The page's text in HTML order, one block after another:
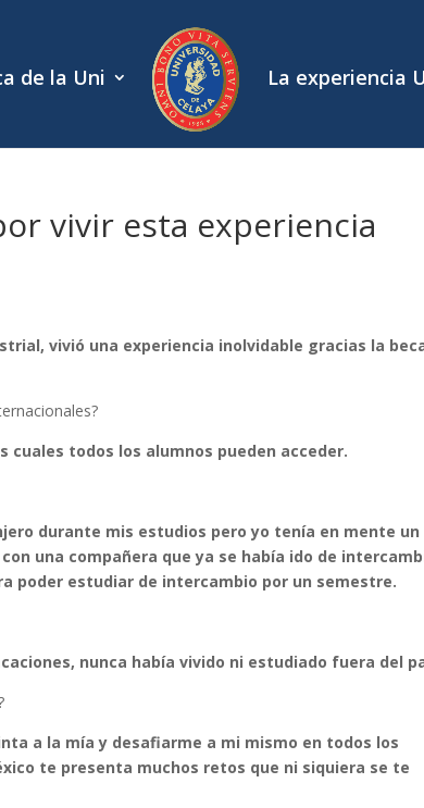
de la Uni La experiencia
vivir esta experiencia
vivió una experiencia inolvidable gracias la
cuales todos los alumnos pueden acceder.
durante mis estudios pero yo tenía en mente un
una compañera que ya se había ido de
poder estudiar de intercambio por un semestre.
nunca había vivido ni estudiado fuera del
a la mía y desafiarme a mi mismo en todos los
te presenta muchos retos que ni siquiera se te